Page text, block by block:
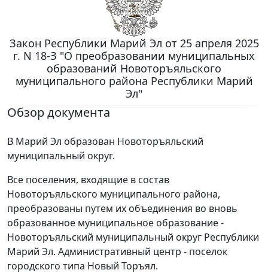
Закон Республики Марий Эл от 25 апреля 2025
г. N 18-З "О преобразовании муниципальных
образований Новоторъяльского
муниципального района Республики Марий
Эл"
Обзор документа
В Марий Эл образован Новоторъяльский
муниципальный округ.
Все поселения, входящие в состав
Новоторъяльского муниципального района,
преобразованы путем их объединения во вновь
образованное муниципальное образование -
Новоторъяльский муниципальный округ Республики
Марий Эл. Административный центр - поселок
городского типа Новый Торъял.